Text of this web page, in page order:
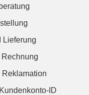
Lieferung
Reklamation
ID